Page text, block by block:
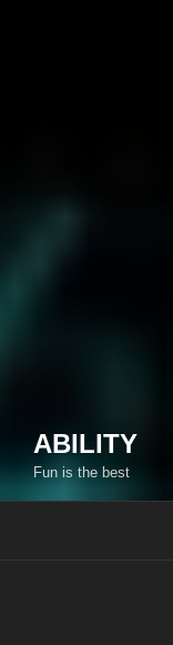
ABILITY
Fun is the best